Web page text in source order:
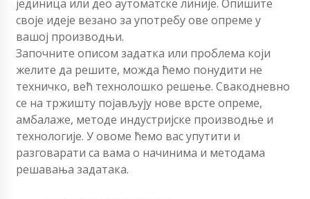
јединица или део аутоматске линије. Опишите
своје идеје везано за употребу ове опреме у
вашој производњи.
Започните описом задатка или проблема који
желите да решите, можда ћемо понудити не
техничко, већ технолошко решење. Свакодневно
се на тржишту појављују нове врсте опреме,
амбалаже, методе индустријске производње и
технологије. У овоме ћемо вас упутити и
разговарати са вама о начинима и методама
решавања задатака.